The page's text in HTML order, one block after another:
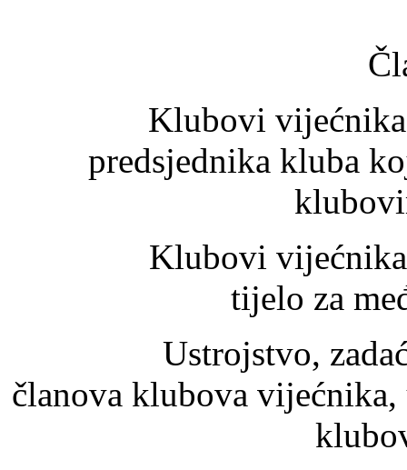
Klubovi vijećnika
predsjednika kluba
Klubovi vijećnika
tijelo za
Ustrojstvo, zadaće,
članova klubova